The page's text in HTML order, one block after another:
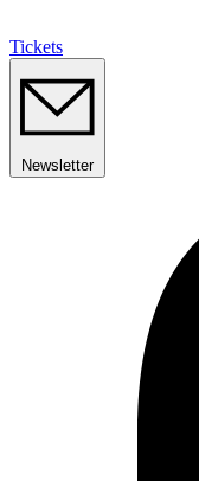
Tickets
Newsletter